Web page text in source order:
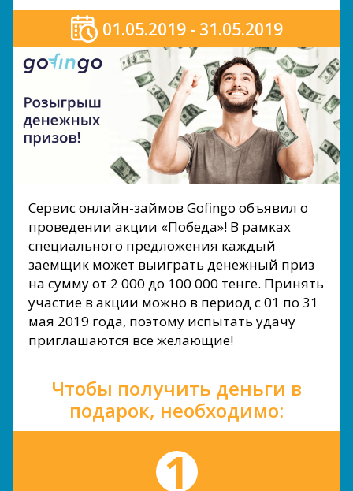
01.05.2019 - 31.05.2019
Сервис онлайн-займов Gofingo объявил о
проведении акции «Победа»! В рамках
специального предложения каждый
заемщик может выиграть денежный приз
на сумму от 2 000 до 100 000 тенге. Принять
участие в акции можно в период с 01 по 31
мая 2019 года, поэтому испытать удачу
приглашаются все желающие!
Чтобы получить деньги в
подарок, необходимо: